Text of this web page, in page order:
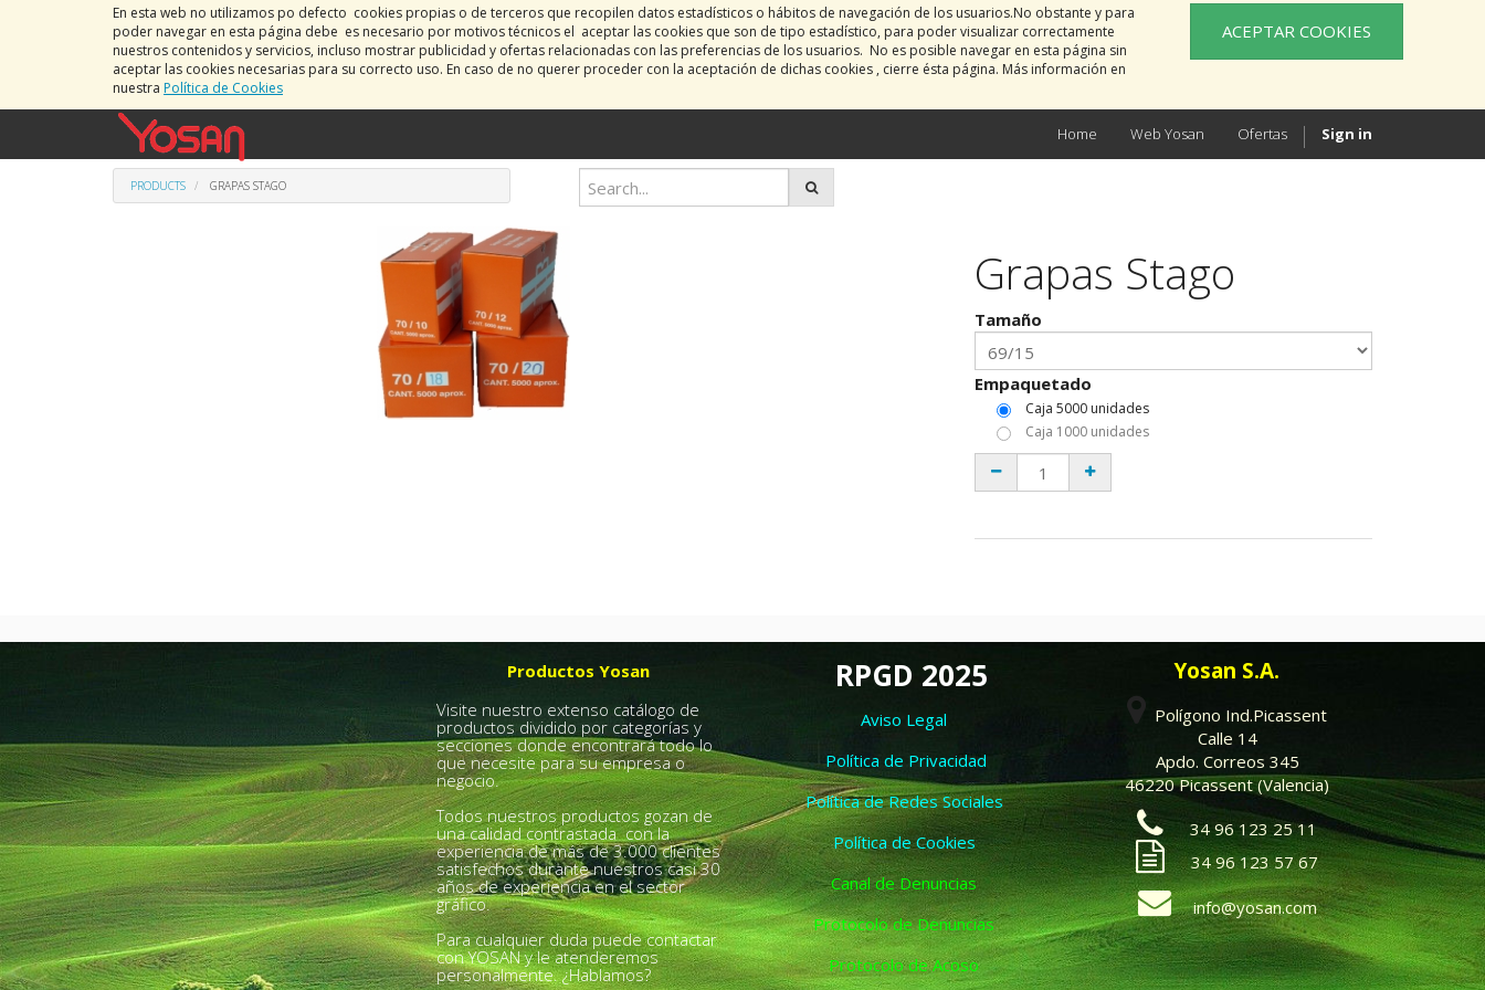
En esta web no utilizamos po defecto cookies propias o de terceros que recopilen datos estadísticos o hábitos de navegación de los usuarios.No obstante y para
poder navegar en esta página debe es necesario por motivos técnicos el aceptar las cookies que son de tipo estadístico, para poder visualizar correctamente
nuestros contenidos y servicios, incluso mostrar publicidad y ofertas relacionadas con las preferencias de los usuarios. No es posible navegar en esta página sin
aceptar las cookies necesarias para su correcto uso. En caso de no querer proceder con la aceptación de dichas cookies , cierre ésta página. Más información en
nuestra Política de Cookies
ACEPTAR COOKIES
Home Web Yosan Ofertas Sign in
PRODUCTS GRAPAS STAGO
Grapas Stago
Tamaño
Empaquetado
Caja 5000 unidades
Caja 1000 unidades
Productos Yosan
Visite nuestro extenso catálogo de
productos dividido por categorías y
secciones donde encontrará todo lo
que necesite para su empresa o
negocio.
Todos nuestros productos gozan de
una calidad contrastada con la
experiencia de más de 3.000 clientes
satisfechos durante nuestros casi 30
años de experiencia en el sector
gráfico.
Para cualquier duda puede contactar
con YOSAN y le atenderemos
personalmente. ¿Hablamos?
RPGD 2025
Aviso Legal
Política de Privacidad
Política de Redes Sociales
Política de Cookies
Canal de Denuncias
Protocolo de Denuncias
Protocolo de Acoso
Yosan S.A.
Polígono Ind.Picassent
Calle 14
Apdo. Correos 345
46220 Picassent (Valencia)
34 96 123 25 11
34 96 123 57 67
info@yosan.com